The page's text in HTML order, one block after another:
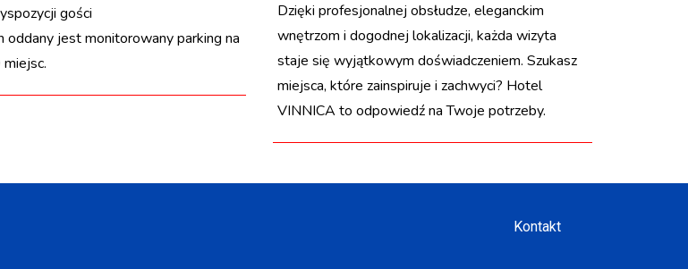
gości
oddany jest monitorowany parking na
Dzięki profesjonalnej obsłudze, eleganckim
wnętrzom i dogodnej lokalizacji, każda wizyta
staje się wyjątkowym doświadczeniem. Szukasz
miejsca, które zainspiruje i zachwyci? Hotel
VINNICA to odpowiedź na Twoje potrzeby.
Kontakt